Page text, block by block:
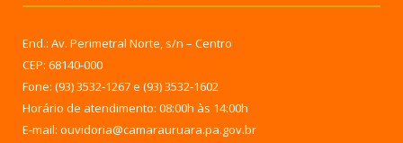
End.: Av. Perimetral Norte, s/n – Centro
CEP: 68140-000
Fone: (93) 3532-1267 e (93) 3532-1602
Horário de atendimento: 08:00h às 14:00h
E-mail: ouvidoria@camarauruara.pa.gov.br